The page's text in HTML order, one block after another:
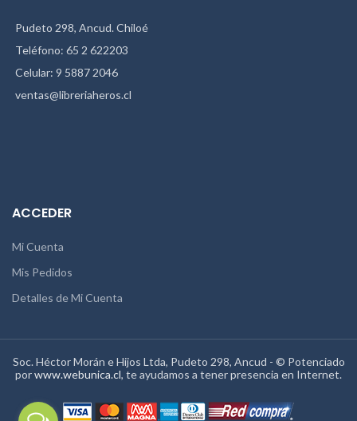
Pudeto 298, Ancud. Chiloé
Teléfono: 65 2 622203
Celular: 9 5887 2046
ventas@libreriaheros.cl
ACCEDER
Mi Cuenta
Mis Pedidos
Detalles de Mi Cuenta
Soc. Héctor Morán e Hijos Ltda, Pudeto 298, Ancud - © Potenciado
porwww.webunica.cl, te ayudamos a tener presencia en Internet.